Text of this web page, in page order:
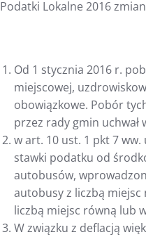
Podatki Lokalne 2016
Od 1 stycznia 2016 r.
miejscowej,
obowiązkowe. Pobór
przez rady gmin
w art. 10 ust. 1 pkt 7
stawki podatku od
autobusów,
autobusy z liczbą
liczbą miejsc równą lub
W związku z deflacją